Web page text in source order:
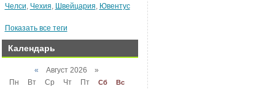
Челси, Чехия, Швейцария, Ювентус
Показать все теги
Календарь
« Август 2026 »
Пн
Вт Ср Чт Пт Сб
Вс